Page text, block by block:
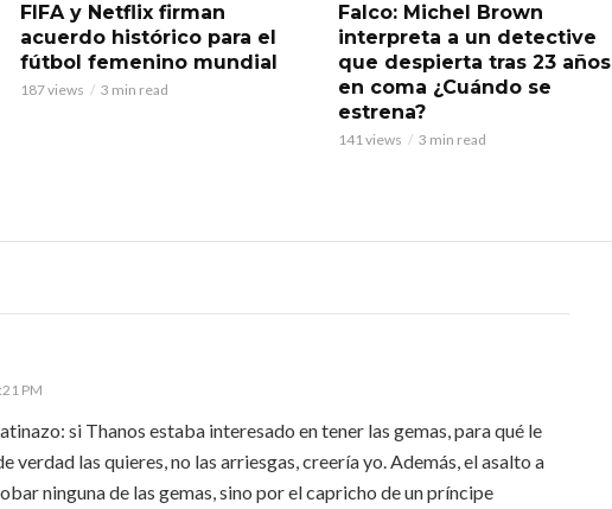
FIFA y Netflix firman
acuerdo histórico para el
fútbol femenino mundial
187 views 3 min read
Falco: Michel Brown
interpreta a un detective
que despierta tras 23 años
en coma ¿Cuándo se
estrena?
141 views 3 min read
PM
si Thanos estaba interesado en tener las gemas, para qué le
verdad las quieres, no las arriesgas, creería yo. Además, el asalto a
ninguna de las gemas, sino por el capricho de un príncipe